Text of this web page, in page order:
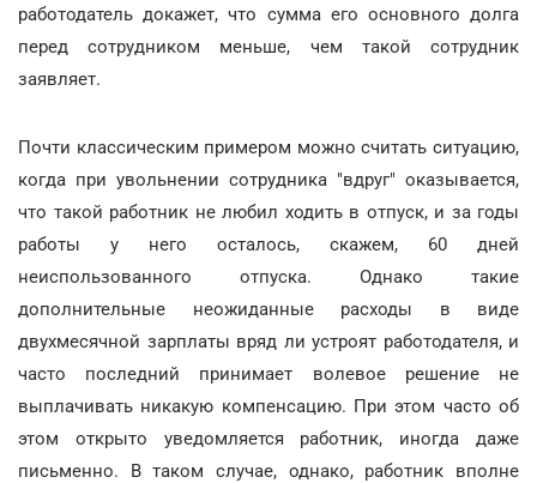
работодатель докажет, что сумма его основного долга
перед сотрудником меньше, чем такой сотрудник
заявляет.
Почти классическим примером можно считать ситуацию,
когда при увольнении сотрудника "вдруг" оказывается,
что такой работник не любил ходить в отпуск, и за годы
работы у него осталось, скажем, 60 дней
неиспользованного отпуска. Однако такие
дополнительные неожиданные расходы в виде
двухмесячной зарплаты вряд ли устроят работодателя, и
часто последний принимает волевое решение не
выплачивать никакую компенсацию. При этом часто об
этом открыто уведомляется работник, иногда даже
письменно. В таком случае, однако, работник вполне